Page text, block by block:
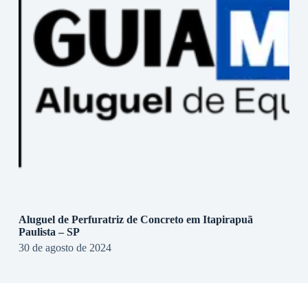
Aluguel de Perfuratriz de Concreto em Itapirapuã
Paulista – SP
30 de agosto de 2024